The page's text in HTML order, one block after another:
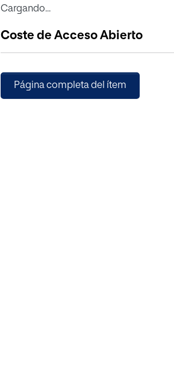
Cargando...
Coste de Acceso Abierto
Página completa del ítem